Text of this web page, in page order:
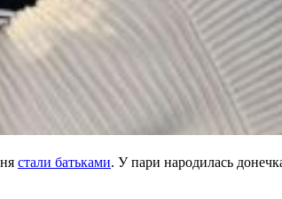
стали батьками. У пари народилась